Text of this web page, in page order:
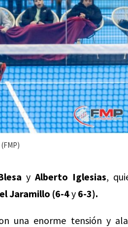
y Alberto Iglesias,
Jaramillo (6-4y 6-3).
una enorme tensión y